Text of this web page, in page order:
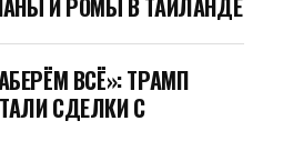
И РОМЫ В ТАИЛАНДЕ
ВСЁ»: ТРАМП
СДЕЛКИ С